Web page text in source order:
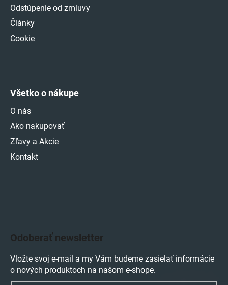
Odstúpenie od zmluvy
Články
Cookie
Všetko o nákupe
O nás
Ako nakupovať
Zľavy a Akcie
Kontakt
Odoberať newsletter
Vložte svoj e-mail a my Vám budeme zasielať informácie
o nových produktoch na našom e-shope.